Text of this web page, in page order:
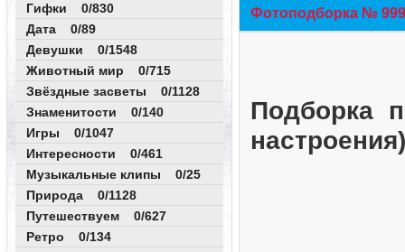
Гифки 0/830
Дата 0/89
Девушки 0/1548
Животный мир 0/715
Звёздные засветы 0/1128
Знаменитости 0/140
Игры 0/1047
Интересности 0/461
Музыкальные клипы 0/25
Природа 0/1128
Путешествуем 0/627
Ретро 0/134
Фотоподборка №
Подборка